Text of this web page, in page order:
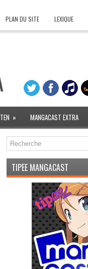
PLAN DU SITE LEXIQUE
» MANGACAST EXTRA
TIPEE MANGACAST